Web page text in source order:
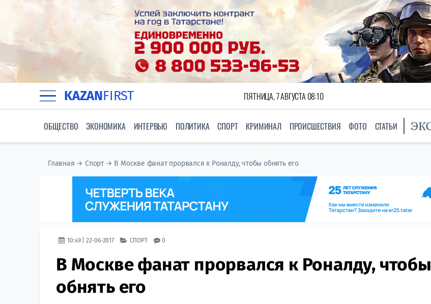
KAZANFIRST ПЯТНИЦА, 7 АВГУСТА 08:10
ОБЩЕСТВО ЭКОНОМИКА ИНТЕРВЬЮ ПОЛИТИКА СПОРТ КРИМИНАЛ ПРОИСШЕСТВИЯ ФОТО СТАТЬИ
Главная →Спорт→ В Москве фанат прорвался к Роналду, чтобы обнять его
10:49 | 22-06-2017 СПОРТ 0
В Москве фанат прорвался к Роналду, чтобы
обнять его